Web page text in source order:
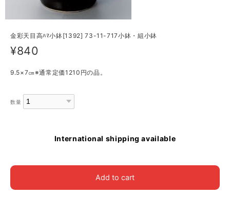
金彩天目高ﾊﾏ小鉢[1392] 73-11-717小鉢・組小鉢
¥840
9.5×7㎝※通常定価1210円の品。
数量
International shipping available
Add to cart